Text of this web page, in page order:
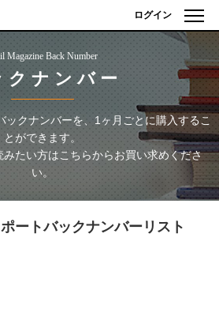
ログイン
Magazine Back Number
クナンバー
ックナンバーを、1ヶ月ごとに購入するこ
とができます。
たい方はこちらからお買い求めくださ
い。
ートバックナンバーリスト